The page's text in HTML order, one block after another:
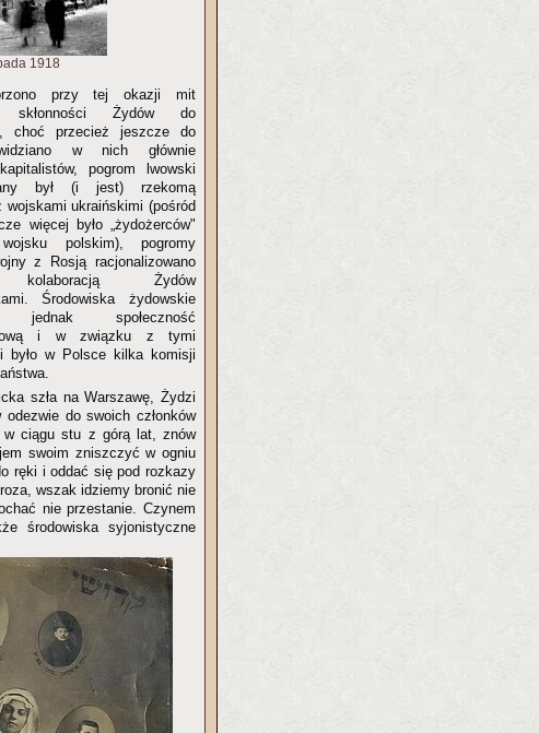
1918
przy tej okazji mit
skłonności Żydów do
choć przecież jeszcze do
w nich głównie
pogrom lwowski
był (i jest) rzekomą
wojskami ukraińskimi (pośród
więcej było „żydożerców"
polskim), pogromy
z Rosją racjonalizowano
kolaboracją Żydów
Środowiska żydowskie
jednak społeczność
i w związku z tymi
było w Polsce kilka komisji
szła na Warszawę, Żydzi
do swoich członków
w ciągu stu z górą lat, znów
swoim zniszczyć w ogniu
ręki i oddać się pod rozkazy
wszak idziemy bronić nie
nie przestanie. Czynem
środowiska syjonistyczne